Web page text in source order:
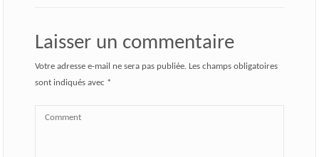
Laisser un commentaire
Votre adresse e-mail ne sera pas publiée. Les champs obligatoires
sont indiqués avec *